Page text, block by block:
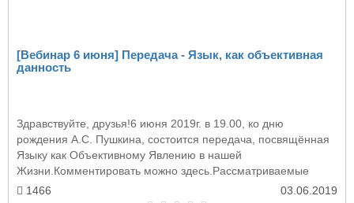
[Вебинар 6 июня] Передача - Язык, как объективная
данность
Здравствуйте, друзья!6 июня 2019г. в 19.00, ко дню
рождения А.С. Пушкина, состоится передача, посвящённая
Языку как Объективному Явлению в нашей
Жизни.Комментировать можно здесь.Рассматриваемые
темы:-..
1466 03.06.2019